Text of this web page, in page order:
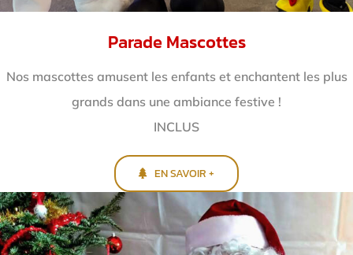
Parade Mascottes
Nos mascottes amusent les enfants et enchantent les plus
grands dans une ambiance festive !
INCLUS
EN SAVOIR +